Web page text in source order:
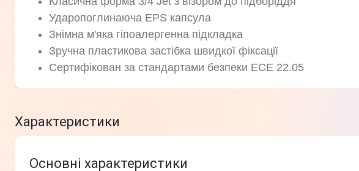
Ударопоглинаюча EPS капсула
Знімна м'яка гіпоалергенна підкладка
Зручна пластикова застібка швидкої фіксації
Сертифікован за стандартами безпеки ECE 22.05
Характеристики
Основні характеристики